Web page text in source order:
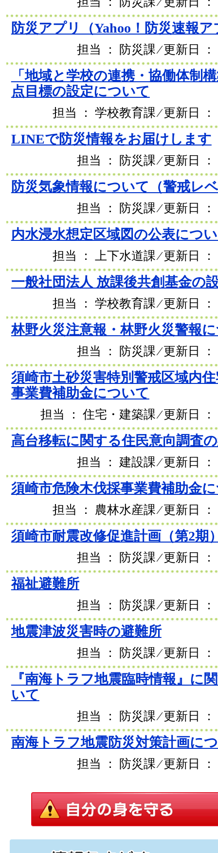
防災アプリ（Yahoo！防災速報ア
担当 ： 防災課 ⁄ 更新日
「地域と学校の連携・協働体制
点目標の設定について
担当 ： 学校教育課 ⁄ 更新日
LINEで防災情報をお届けします
担当 ： 防災課 ⁄ 更新日
防災気象情報について（警戒レ
担当 ： 防災課 ⁄ 更新日
内水浸水想定区域図の公表につ
担当 ： 上下水道課 ⁄ 更新日
一般社団法人 放課後共創基金の
担当 ： 学校教育課 ⁄ 更新日
林野火災注意報・林野火災警報
担当 ： 防災課 ⁄ 更新日
須崎市土砂災害特別警戒区域内
事業費補助金について
担当 ： 住宅・建築課 ⁄ 更新日
高台移転に関する住民意向調査
担当 ： 建設課 ⁄ 更新日
須崎市危険木伐採事業費補助金
担当 ： 農林水産課 ⁄ 更新日
須崎市耐震改修促進計画（第2期
担当 ： 防災課 ⁄ 更新日
福祉避難所
担当 ： 防災課 ⁄ 更新日
地震津波災害時の避難所
担当 ： 防災課 ⁄ 更新日
『南海トラフ地震臨時情報』に
いて
担当 ： 防災課 ⁄ 更新日
南海トラフ地震防災対策計画に
担当 ： 防災課 ⁄ 更新日